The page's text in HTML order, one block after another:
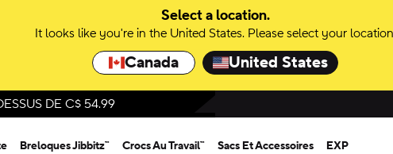
Select a location.
It looks like you're in the United States. Please select your
Canada United States
DE C$ 54.99
Breloques Jibbitz™ Crocs Au Travail™ Sacs Et Accessoires EXP